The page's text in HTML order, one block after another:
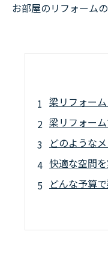
お部屋のリフォーム
梁リフォー
梁リフォー
どのような
快適な空間
どんな予算